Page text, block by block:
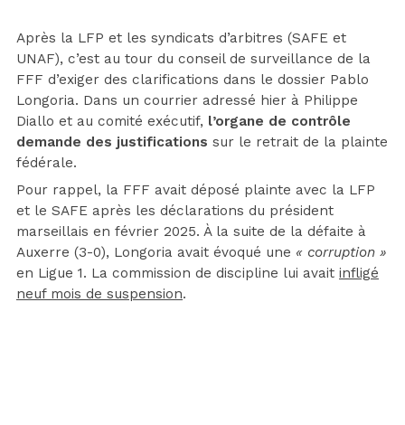
Après la LFP et les syndicats d’arbitres (SAFE et
UNAF), c’est au tour du conseil de surveillance de la
FFF d’exiger des clarifications dans le dossier Pablo
Longoria. Dans un courrier adressé hier à Philippe
Diallo et au comité exécutif, l’organe de contrôle
demande des justifications sur le retrait de la plainte
fédérale.
Pour rappel, la FFF avait déposé plainte avec la LFP
et le SAFE après les déclarations du président
marseillais en février 2025. À la suite de la défaite à
Auxerre (3-0), Longoria avait évoqué une « corruption »
en Ligue 1. La commission de discipline lui avait infligé
neuf mois de suspension.